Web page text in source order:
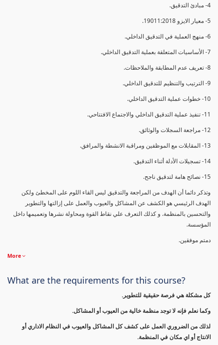
4- مبادئ التدقيق.
5- معيار الايزو 19011:2018.
6- منهج العملية في التدقيق الداخلي.
7- الأساسيات المتعلقة بعملية التدقيق الداخلي.
8- تعريف عدم المطابقة والملاحظات.
9- الترتيب والتنظيم للتدقيق الداخلي.
10- خطوات عملية التدقيق الداخلي.
11- تنفيذ عملية التدقيق الداخلي والاجتماع الافتتاحي.
12- مراجعة السجلات والوثائق.
13- المقابلات مع الموظفين ومراقبة الانشطة والمرافق.
14- تسجيلات الأدلة أثناء التدقيق.
15- نصائح هامة لتدقيق ناجح.
وتذكر دائما أن الهدف من المراجعة والتدقيق ليس القاء اللوم على المخطئ ولكن
الهدف الرئيسي هو الكشف عن المشاكل والعيوب والعمل على إزالتها والتطوير
والتحسين بالمنظمة. و كذلك التعرف علي نقاط القوة ومحاولة نشرها وتعميمها داخل
المؤسسة.
دمتم موفقين.
More
What are the requirements for this course?
كل مشكلة هي فرصة حقيقية للتطوير.
وكما نعلم فإنه لا توجد منظمة خالية من العيوب أو المشاكل.
لذلك من الضروري العمل على كشف كل المشاكل والعيوب في النظام الاداري أو
الانتاج أو اي مكان في المنظمة.